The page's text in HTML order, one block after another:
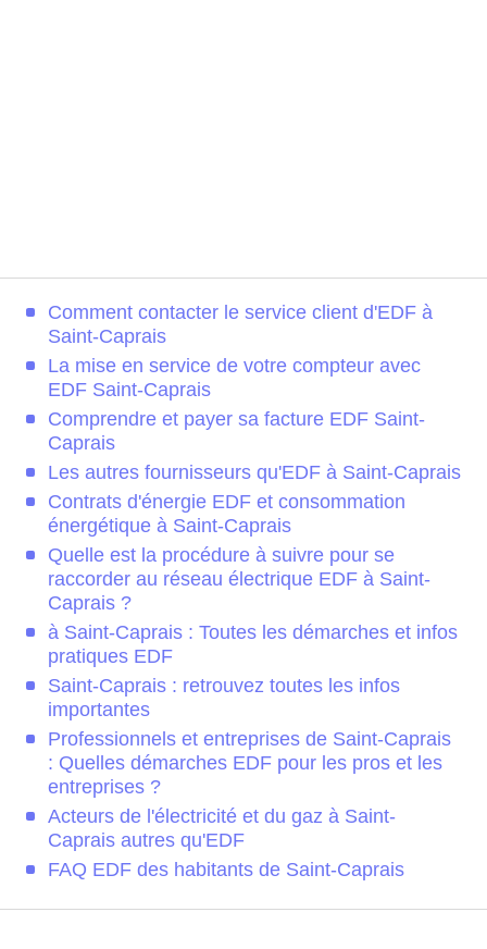
Comment contacter le service client d'EDF à
Saint-Caprais
La mise en service de votre compteur avec
EDF Saint-Caprais
Comprendre et payer sa facture EDF Saint-
Caprais
Les autres fournisseurs qu'EDF à Saint-Caprais
Contrats d'énergie EDF et consommation
énergétique à Saint-Caprais
Quelle est la procédure à suivre pour se
raccorder au réseau électrique EDF à Saint-
Caprais ?
à Saint-Caprais : Toutes les démarches et infos
pratiques EDF
Saint-Caprais : retrouvez toutes les infos
importantes
Professionnels et entreprises de Saint-Caprais
: Quelles démarches EDF pour les pros et les
entreprises ?
Acteurs de l'électricité et du gaz à Saint-
Caprais autres qu'EDF
FAQ EDF des habitants de Saint-Caprais